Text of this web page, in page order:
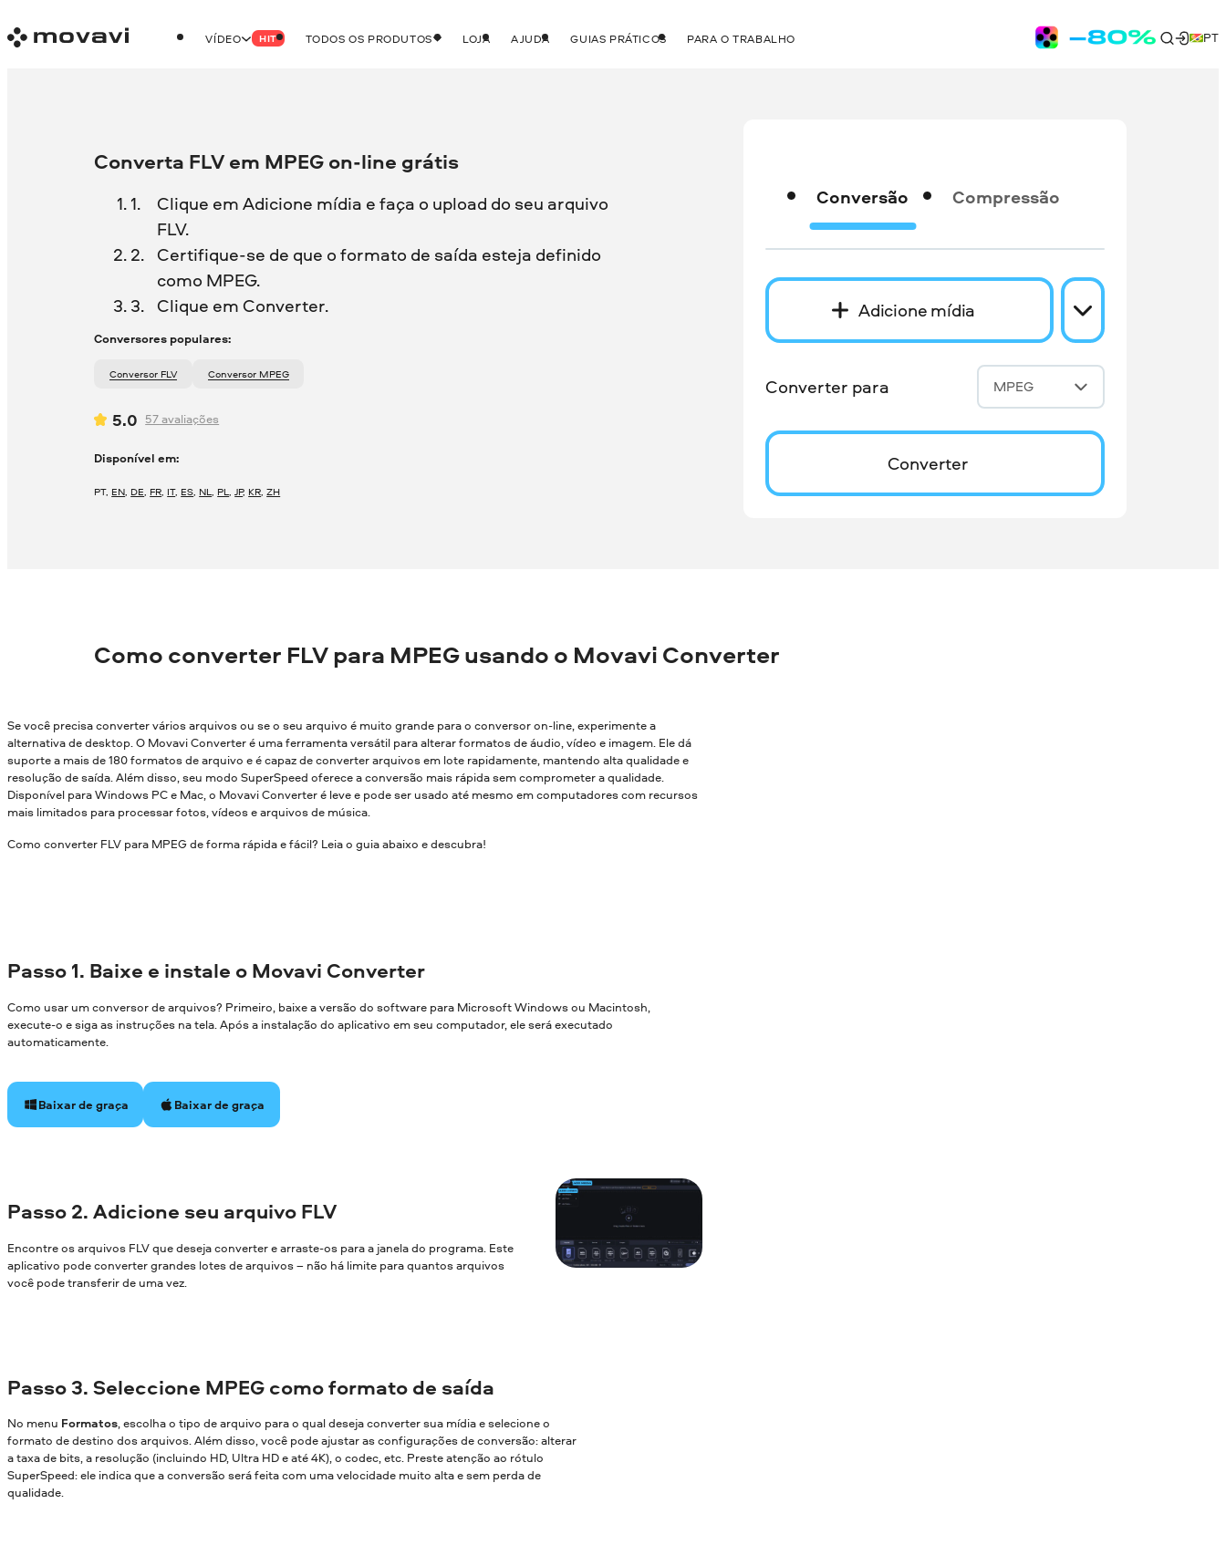
VÍDEO HIT TODOS OS PRODUTOS LOJA AJUDA GUIAS PRÁTICOS PARA O TRABALHO PT
Converta FLV em MPEG on-line grátis
Clique em Adicione mídia e faça o upload do seu arquivo
FLV.
Certifique-se de que o formato de saída esteja definido
como MPEG.
Clique em Converter.
Conversores populares:
Conversor FLV Conversor MPEG
5.0 57 avaliações
Disponível em:
PT, EN, DE, FR, IT, ES, NL, PL,JP, KR,ZH
Conversão Compressão
Adicione mídia
Converter para MPEG
Converter
Como converter FLV para MPEG usando o Movavi Converter
Se você precisa converter vários arquivos ou se o seu arquivo é muito grande para o conversor on-line, experimente a
alternativa de desktop. O Movavi Converter é uma ferramenta versátil para alterar formatos de áudio, vídeo e imagem. Ele dá
suporte a mais de 180 formatos de arquivo e é capaz de converter arquivos em lote rapidamente, mantendo alta qualidade e
resolução de saída. Além disso, seu modo SuperSpeed oferece a conversão mais rápida sem comprometer a qualidade.
Disponível para Windows PC e Mac, o Movavi Converter é leve e pode ser usado até mesmo em computadores com recursos
mais limitados para processar fotos, vídeos e arquivos de música.
Como converter FLV para MPEG de forma rápida e fácil? Leia o guia abaixo e descubra!
Passo 1. Baixe e instale o Movavi Converter
Como usar um conversor de arquivos? Primeiro, baixe a versão do software para Microsoft Windows ou Macintosh,
execute-o e siga as instruções na tela. Após a instalação do aplicativo em seu computador, ele será executado
automaticamente.
Baixar de graça Baixar de graça
Passo 2. Adicione seu arquivo FLV
Encontre os arquivos FLV que deseja converter e arraste-os para a janela do programa. Este
aplicativo pode converter grandes lotes de arquivos – não há limite para quantos arquivos
você pode transferir de uma vez.
Passo 3. Seleccione MPEG como formato de saída
No menu Formatos, escolha o tipo de arquivo para o qual deseja converter sua mídia e selecione o
formato de destino dos arquivos. Além disso, você pode ajustar as configurações de conversão: alterar
a taxa de bits, a resolução (incluindo HD, Ultra HD e até 4K), o codec, etc. Preste atenção ao rótulo
SuperSpeed: ele indica que a conversão será feita com uma velocidade muito alta e sem perda de
qualidade.